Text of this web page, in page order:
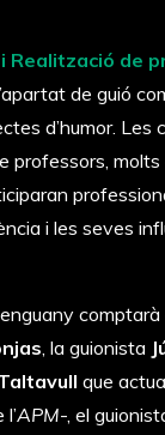
Realització de
de guió
d’humor. Les
molts
i les seves
, la guionista
que
APM-, el